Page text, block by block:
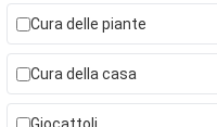
Cura delle piante
Cura della casa